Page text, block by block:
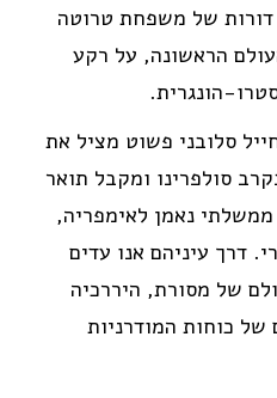
של משפחת טרוטה
העולם הראשונה, על רקע
הונגרית.
סלובני פשוט מציל את
סולפרינו ומקבל תואר
נאמן לאימפריה,
דרך עיניהם אנו עדים
של מסורת, היררכיה
כוחות המודרניות